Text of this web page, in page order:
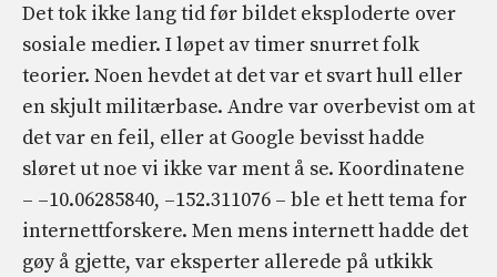
Det tok ikke lang tid før bildet eksploderte over
sosiale medier. I løpet av timer snurret folk
teorier. Noen hevdet at det var et svart hull eller
en skjult militærbase. Andre var overbevist om at
det var en feil, eller at Google bevisst hadde
sløret ut noe vi ikke var ment å se. Koordinatene
– –10.06285840, –152.311076 – ble et hett tema for
internettforskere. Men mens internett hadde det
gøy å gjette, var eksperter allerede på utkikk